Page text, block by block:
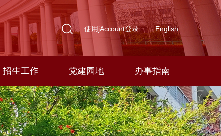
使用jAccount登录 | English
招生工作 党建园地 办事指南